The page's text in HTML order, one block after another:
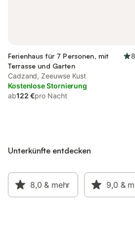
Ferienhaus für 7 Personen, mit
Terrasse und Garten
Cadzand, Zeeuwse Kust
Kostenlose Stornierung
ab122 €pro Nacht
Unterkünfte entdecken
8,0 & mehr 9,0 &